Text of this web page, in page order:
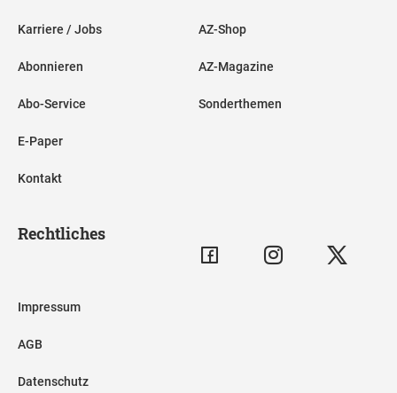
Karriere / Jobs
Abonnieren
Abo-Service
E-Paper
Kontakt
AZ-Shop
AZ-Magazine
Sonderthemen
Rechtliches
Impressum
AGB
Datenschutz